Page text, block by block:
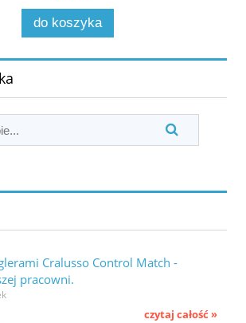
do koszyka
Cralusso Control Match -
pracowni.
czytaj całość »